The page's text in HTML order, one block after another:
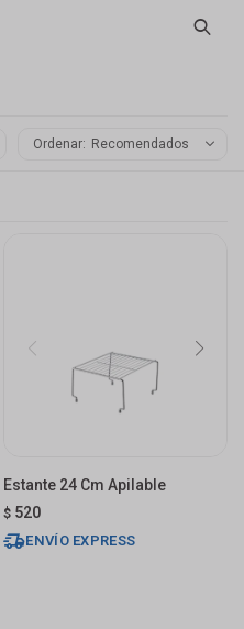
Recomendados
Estante 24 Cm Apilable
$ 520
ENVÍO EXPRESS